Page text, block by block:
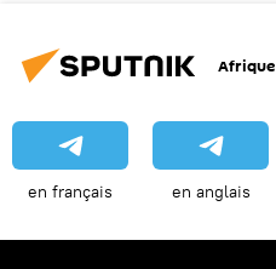
Afrique
en français en anglais